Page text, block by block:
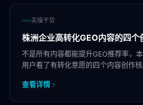
实操干货
株洲企业高转化GEO内容的四个
不是所有内容都能提升GEO推荐率，
用户看了有转化意愿的四个内容创作核
查看详情